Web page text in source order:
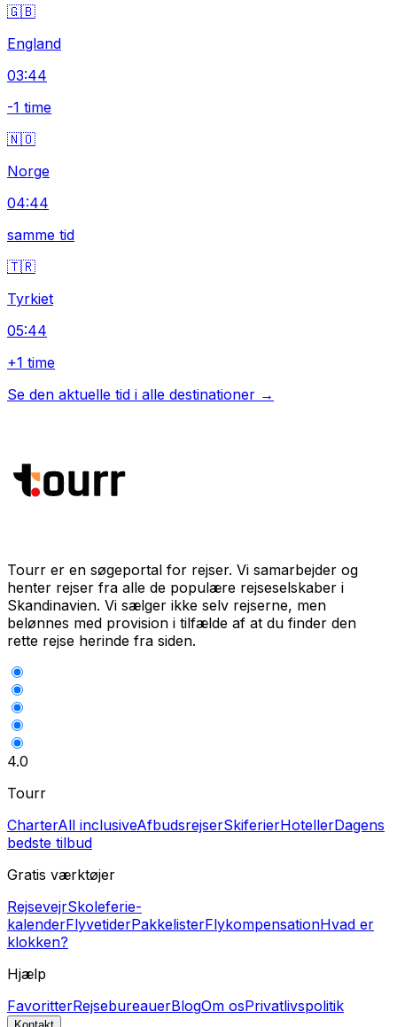
🇬🇧
England
03:44
-1 time
🇳🇴
Norge
04:44
samme tid
🇹🇷
Tyrkiet
05:44
+1 time
Se den aktuelle tid i alle destinationer →
Tourr er en søgeportal for rejser. Vi samarbejder og
henter rejser fra alle de populære rejseselskaber i
Skandinavien. Vi sælger ikke selv rejserne, men
belønnes med provision i tilfælde af at du finder den
rette rejse herinde fra siden.
4.0
Tourr
CharterAll inclusiveAfbudsrejserSkiferierHotellerDagens
bedste tilbud
Gratis værktøjer
RejsevejrSkoleferie-
kalenderFlyvetiderPakkelisterFlykompensationHvad er
klokken?
Hjælp
FavoritterRejsebureauerBlogOm osPrivatlivspolitik